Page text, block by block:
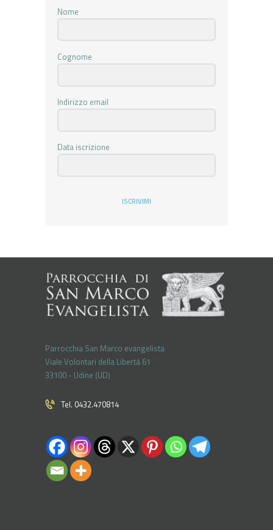
Nome
Cognome
Indirizzo email
Data iscrizione
ISCRIVIMI
Parrocchia San Marco evangelista
Viale Volontari della Libertá 61
33100 - Udine (UD)
Tel. 0432.470814